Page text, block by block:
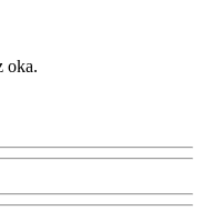
oka.